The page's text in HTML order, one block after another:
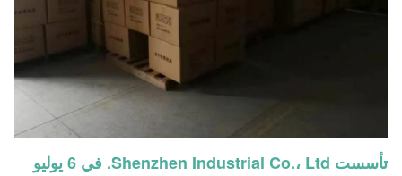
تأسست Shenzhen Industrial Co.، Ltd. في 6 يوليو